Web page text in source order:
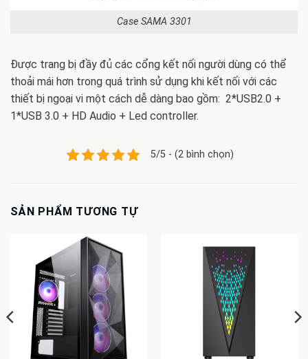
Case SAMA 3301
Được trang bị đầy đủ các cổng kết nối người dùng có thể
thoải mái hơn trong quá trình sử dụng khi kết nối với các
thiết bị ngoại vi một cách dễ dàng bao gồm: 2*USB2.0 +
1*USB 3.0 + HD Audio + Led controller.
5/5 - (2 bình chọn)
SẢN PHẨM TƯƠNG TỰ